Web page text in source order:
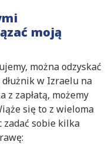
moją
można odzyskać
w Izraelu na
z zapłatą, możemy
się to z wieloma
zadać sobie kilka